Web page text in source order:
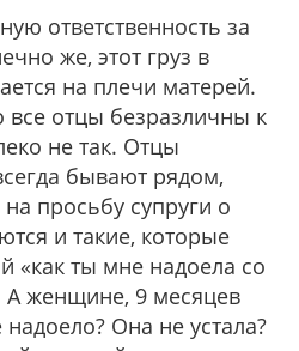
ответственность за
же, этот груз в
на плечи матерей.
все отцы безразличны к
не так. Отцы
бывают рядом,
просьбу супруги о
и такие, которые
«как ты мне надоела со
А женщине, 9 месяцев
Она не устала?